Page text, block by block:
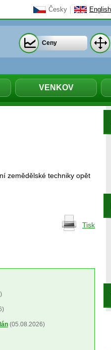
Česky English
VENKOV
Ceny
zemědělské techniky opět
Tisk
(05.08.2026)